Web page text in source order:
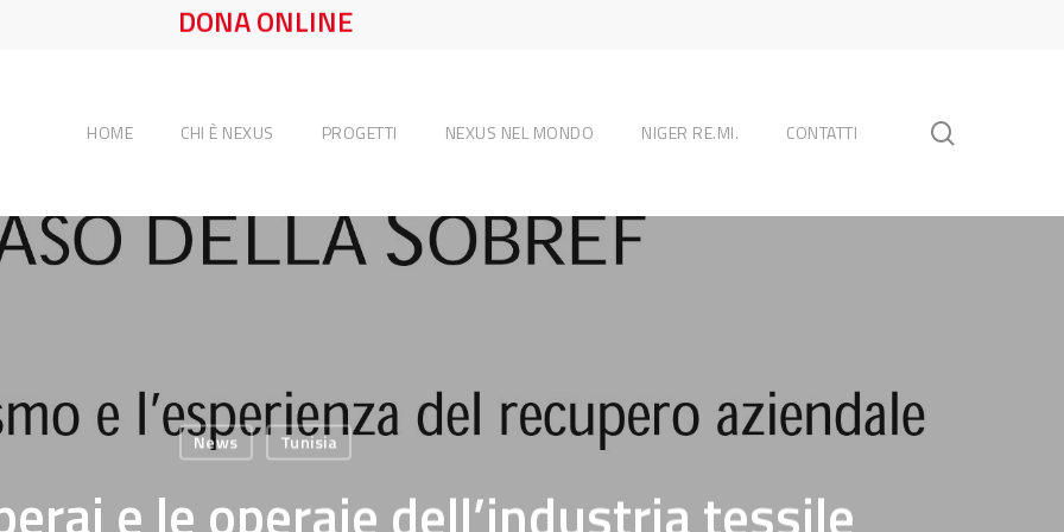
DONA ONLINE
HOME CHI È NEXUS PROGETTI NEXUS NEL MONDO NIGER RE.MI. CONTATTI
News Tunisia